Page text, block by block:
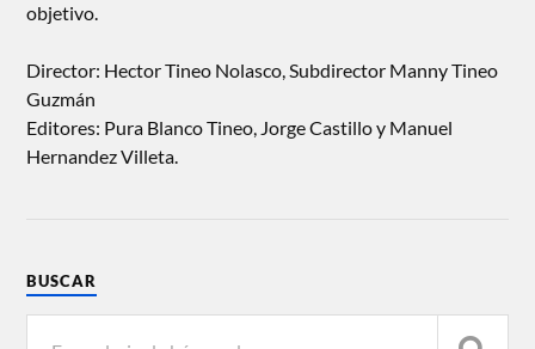
objetivo.
Director: Hector Tineo Nolasco, Subdirector Manny Tineo
Guzmán
Editores: Pura Blanco Tineo, Jorge Castillo y Manuel
Hernandez Villeta.
BUSCAR